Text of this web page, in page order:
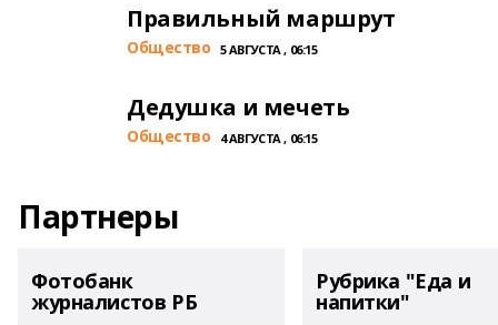
Правильный маршрут
Общество 5 АВГУСТА , 06:15
Дедушка и мечеть
Общество 4 АВГУСТА , 06:15
Партнеры
Фотобанк
журналистов РБ
Рубрика "Еда и
напитки"